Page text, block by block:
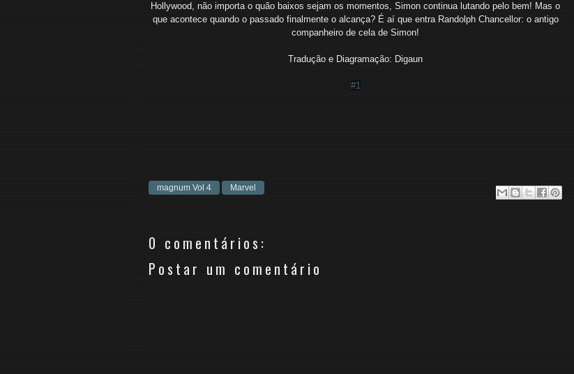
Hollywood, não importa o quão baixos sejam os momentos, Simon continua lutando pelo bem! Mas o
que acontece quando o passado finalmente o alcança? É aí que entra Randolph Chancellor: o antigo
companheiro de cela de Simon!
Tradução e Diagramação: Digaun
#1
magnum Vol 4 Marvel
0 comentários:
Postar um comentário